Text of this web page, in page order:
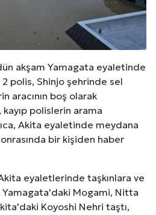
akşam Yamagata eyaletinde
2 polis, Shinjo şehrinde sel
aracının boş olarak
kayıp polislerin arama
Akita eyaletinde meydana
bir kişiden haber
eyaletlerinde taşkınlara ve
Yamagata'daki Mogami, Nitta
Koyoshi Nehri taştı,